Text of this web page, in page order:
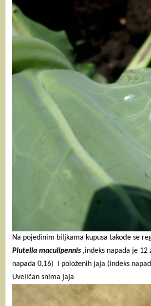
Na pojedinim biljkama kupusa takođe se
Plutella maculipennis ,indeks napada je 12
napada 0,16)
i položenih jaja (indeks
Uveličan snima jaja